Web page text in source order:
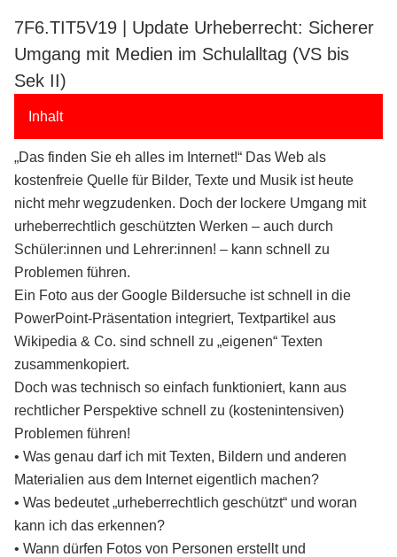
7F6.TIT5V19 | Update Urheberrecht: Sicherer
Umgang mit Medien im Schulalltag (VS bis
Sek II)
Inhalt
„Das finden Sie eh alles im Internet!“ Das Web als
kostenfreie Quelle für Bilder, Texte und Musik ist heute
nicht mehr wegzudenken. Doch der lockere Umgang mit
urheberrechtlich geschützten Werken – auch durch
Schüler:innen und Lehrer:innen! – kann schnell zu
Problemen führen.
Ein Foto aus der Google Bildersuche ist schnell in die
PowerPoint-Präsentation integriert, Textpartikel aus
Wikipedia & Co. sind schnell zu „eigenen“ Texten
zusammenkopiert.
Doch was technisch so einfach funktioniert, kann aus
rechtlicher Perspektive schnell zu (kostenintensiven)
Problemen führen!
• Was genau darf ich mit Texten, Bildern und anderen
Materialien aus dem Internet eigentlich machen?
• Was bedeutet „urheberrechtlich geschützt“ und woran
kann ich das erkennen?
• Wann dürfen Fotos von Personen erstellt und